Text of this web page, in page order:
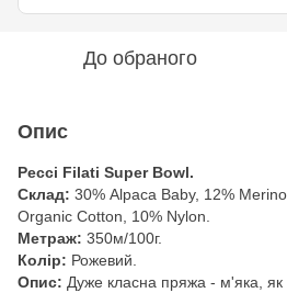
До обраного
Опис
Pecci Filati Super Bowl.
Склад: 30% Alpaca Baby, 12%
Organic Cotton, 10% Nylon.
Метраж: 350м/100г.
Колір: Рожевий.
Опис: Дуже класна пряжа - м'яка, як